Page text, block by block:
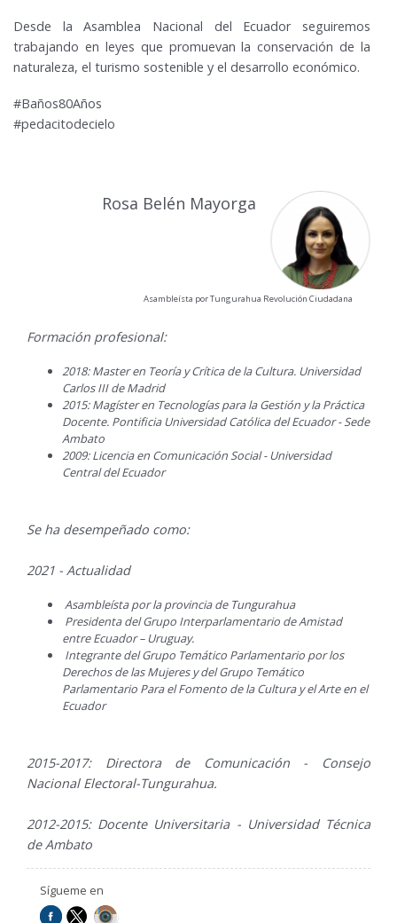
Desde la Asamblea Nacional del Ecuador seguiremos
trabajando en leyes que promuevan la conservación de la
naturaleza, el turismo sostenible y el desarrollo económico.
#Baños80Años
#pedacitodecielo
Rosa Belén Mayorga
Asambleísta por Tungurahua Revolución Ciudadana
Formación profesional:
2018: Master en Teoría y Crítica de la Cultura. Universidad
Carlos III de Madrid
2015: Magíster en Tecnologías para la Gestión y la Práctica
Docente. Pontificia Universidad Católica del Ecuador - Sede
Ambato
2009: Licencia en Comunicación Social - Universidad
Central del Ecuador
Se ha desempeñado como:
2021 - Actualidad
Asambleísta por la provincia de Tungurahua
Presidenta del Grupo Interparlamentario de Amistad
entre Ecuador – Uruguay.
Integrante del Grupo Temático Parlamentario por los
Derechos de las Mujeres y del Grupo Temático
Parlamentario Para el Fomento de la Cultura y el Arte en el
Ecuador
2015-2017: Directora de Comunicación - Consejo
Nacional Electoral-Tungurahua.
2012-2015: Docente Universitaria - Universidad Técnica
de Ambato
Sígueme en